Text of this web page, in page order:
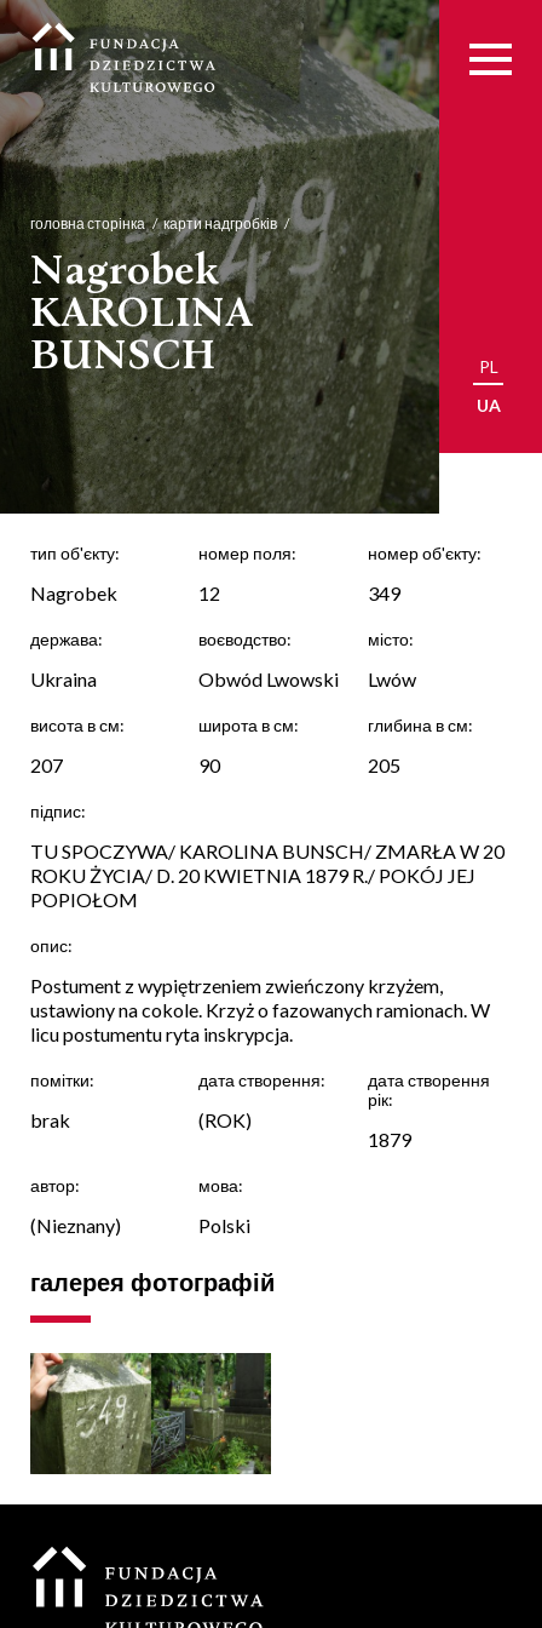
головна сторінка карти надгробків
Nagrobek
KAROLINA
BUNSCH
PL
UA
тип об'єкту:
Nagrobek
номер поля:
12
номер об'єкту:
349
держава:
Ukraina
воєводство:
Obwód Lwowski
місто:
Lwów
висота в см:
207
широта в см:
90
глибина в см:
205
підпис:
TU SPOCZYWA/ KAROLINA BUNSCH/ ZMARŁA W 20
ROKU ŻYCIA/ D. 20 KWIETNIA 1879 R./ POKÓJ JEJ
POPIOŁOM
опис:
Postument z wypiętrzeniem zwieńczony krzyżem,
ustawiony na cokole. Krzyż o fazowanych ramionach. W
licu postumentu ryta inskrypcja.
помітки:
brak
дата створення:
(ROK)
дата створення
рік:
1879
автор:
(Nieznany)
мова:
Polski
галерея фотографій